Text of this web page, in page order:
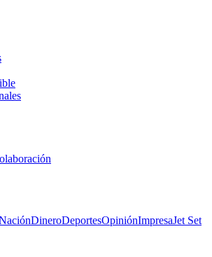
DineroDeportesOpiniónImpresaJet Set